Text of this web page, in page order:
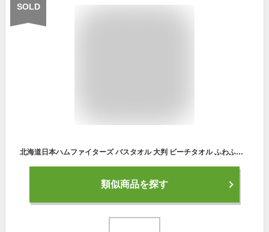
SOLD
北海道日本ハムファイターズ バスタオル 大判 ビーチタオル ふわふわ 肌触り 吸水速乾 極細繊維 瞬間吸水 速乾 耐久性 抗菌 防臭 家庭用 業務美容室用 80×130cm
類似商品を探す